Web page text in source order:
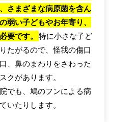
さまざまな病原菌を含ん
弱い子どもやお年寄り、
要です。
特に小さな子ど
たがるので、怪我の傷口
、鼻のまわりをさわった
クがあります。
でも、鳩のフンによる病
いたりします。